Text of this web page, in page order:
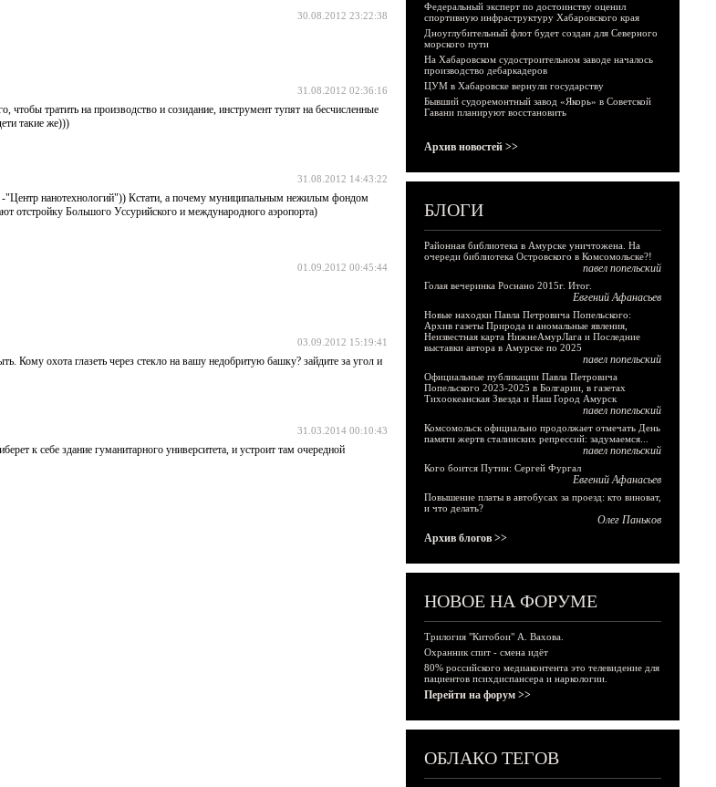
30.08.2012 23:22:38
31.08.2012 02:36:16
тратить на производство и созидание, инструмент тупят на бесчисленные
такие же)))
31.08.2012 14:43:22
-"Центр нанотехнологий")) Кстати, а почему муниципальным нежилым фондом
отстройку Большого Уссурийского и международного аэропорта)
01.09.2012 00:45:44
03.09.2012 15:19:41
Кому охота глазеть через стекло на вашу недобритую башку? зайдите за угол и
31.03.2014 00:10:43
к себе здание гуманитарного университета, и устроит там очередной
Федеральный эксперт по достоинству оценил
спортивную инфраструктуру Хабаровского края
Дноуглубительный флот будет создан для Северного
морского пути
На Хабаровском судостроительном заводе началось
производство дебаркадеров
ЦУМ в Хабаровске вернули государству
Бывший судоремонтный завод «Якорь» в Советской
Гавани планируют восстановить
Архив новостей >>
БЛОГИ
Районная библиотека в Амурске уничтожена. На
очереди библиотека Островского в Комсомольске?!
павел попельский
Голая вечеринка Роснано 2015г. Итог.
Евгений Афанасьев
Новые находки Павла Петровича Попельского:
Архив газеты Природа и аномальные явления,
Неизвестная карта НижнеАмурЛага и Последние
выставки автора в Амурске по 2025
павел попельский
Официальные публикации Павла Петровича
Попельского 2023-2025 в Болгарии, в газетах
Тихоокеанская Звезда и Наш Город Амурск
павел попельский
Комсомольск официально продолжает отмечать День
памяти жертв сталинских репрессий: задумаемся...
павел попельский
Кого боится Путин: Сергей Фургал
Евгений Афанасьев
Повышение платы в автобусах за проезд: кто виноват,
и что делать?
Олег Паньков
Архив блогов >>
НОВОЕ НА ФОРУМЕ
Трилогия "Китобои" А. Вахова.
Охранник спит - смена идёт
80% российского медиаконтента это телевидение для
пациентов психдиспансера и наркологии.
Перейти на форум >>
ОБЛАКО ТЕГОВ